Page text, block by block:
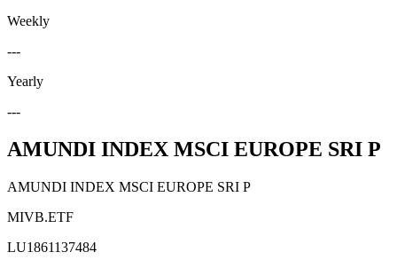
Weekly
---
Yearly
---
AMUNDI INDEX MSCI EUROPE SRI P
AMUNDI INDEX MSCI EUROPE SRI P
MIVB.ETF
LU1861137484